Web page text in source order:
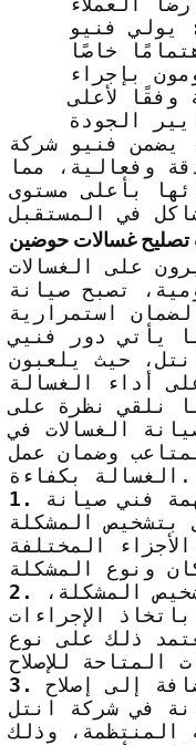
يولي فنيو
خاصًا
بإجراء
وفقًا لأعلى
يضمن فنيو شركة
وفعالية، مما
بأعلى مستوى
غسالات حوضين
على الغسالات
تصبح صيانة
استمرارية
يأتي دور فنيي
حيث يلعبون
أداء الغسالة
نلقي نظرة على
الغسالات في
وضمان عمل
الغسالة بكفاءة.
فني صيانة
بتشخيص المشكلة
المختلفة
المشكلة،
الإجراءات
ذلك على نوع
إلى إصلاح
في شركة انتل
المنتظمة، وذلك